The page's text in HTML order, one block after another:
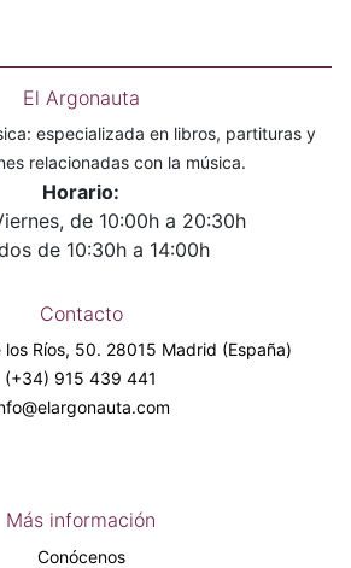
El Argonauta
especializada en libros, partituras y
relacionadas con la música.
Horario:
de 10:00h a 20:30h
de 10:30h a 14:00h
Contacto
Ríos, 50. 28015 Madrid (España)
(+34) 915 439 441
Más información
Conócenos